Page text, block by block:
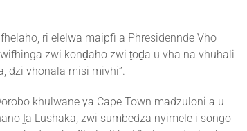
ri elelwa maipfi a Phresidennde Vho
zwi konḓaho zwi ṱoḓa u vha na vhuhali
dzi vhonala misi mivhi”.
khulwane ya Cape Town madzuloni a u
ḽa Lushaka, zwi sumbedza nyimele i songo